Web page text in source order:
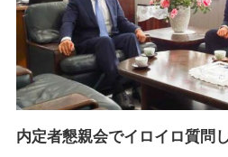
内定者懇親会でイロイロ質問